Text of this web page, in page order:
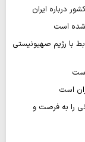
درباره ایران
شده است
با رژیم صهیونیستی
است
را به فرصت و